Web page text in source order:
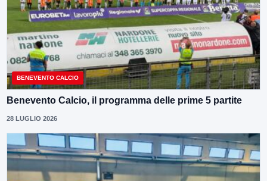
BENEVENTO CALCIO
Benevento Calcio, il programma delle prime 5 partite
28 LUGLIO 2026